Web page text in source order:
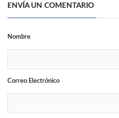
ENVÍA UN COMENTARIO
Nombre
Correo Electrónico